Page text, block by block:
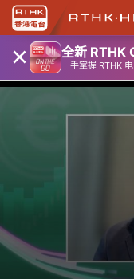
× 全新 RTHK
一手掌握 RTHK